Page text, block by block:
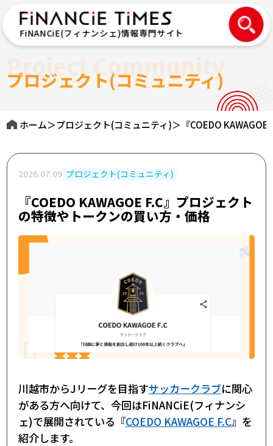
FiNANCiE(フィナンシェ)情報専門サイト
プロジェクト(コミュニティ)
Project Community
ホーム＞プロジェクト(コミュニティ)＞ 『COEDO
2026.07.09 プロジェクト(コミュニティ)
『COEDO KAWAGOE F.C』プロジェクト
の特徴やトークンの買い方・価格
川越市からJリーグを目指すサッカークラブに関心
がある方へ向けて、今回はFiNANCiE(フィナンシ
ェ)で展開されている『COEDO KAWAGOE F.C』を
紹介します。